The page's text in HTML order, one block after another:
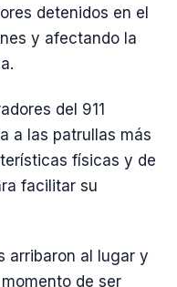
detenidos en el
y afectando la
del 911
a las patrullas más
físicas y de
facilitar su
arribaron al lugar y
de ser